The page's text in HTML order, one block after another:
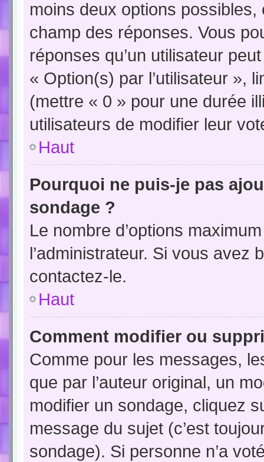
moins deux options
champ des réponses. Vous
réponses qu’un utilisateur
« Option(s) par l’utilisateur »,
(mettre « 0 » pour une durée
utilisateurs de modifier leur
Haut
Pourquoi ne puis-je pas
sondage ?
Le nombre d’options
l’administrateur. Si vous avez
contactez-le.
Haut
Comment modifier ou
Comme pour les messages,
que par l’auteur original, un
modifier un sondage, cliquez
message du sujet (c’est
sondage). Si personne n’a